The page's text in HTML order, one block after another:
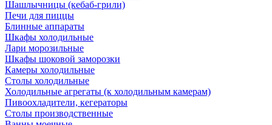
Шашлычницы (кебаб-грили)
Печи для пиццы
Блинные аппараты
Шкафы холодильные
Лари морозильные
Шкафы шоковой заморозки
Камеры холодильные
Столы холодильные
Холодильные агрегаты (к холодильным камерам)
Пивоохладители, кегераторы
Столы производственные